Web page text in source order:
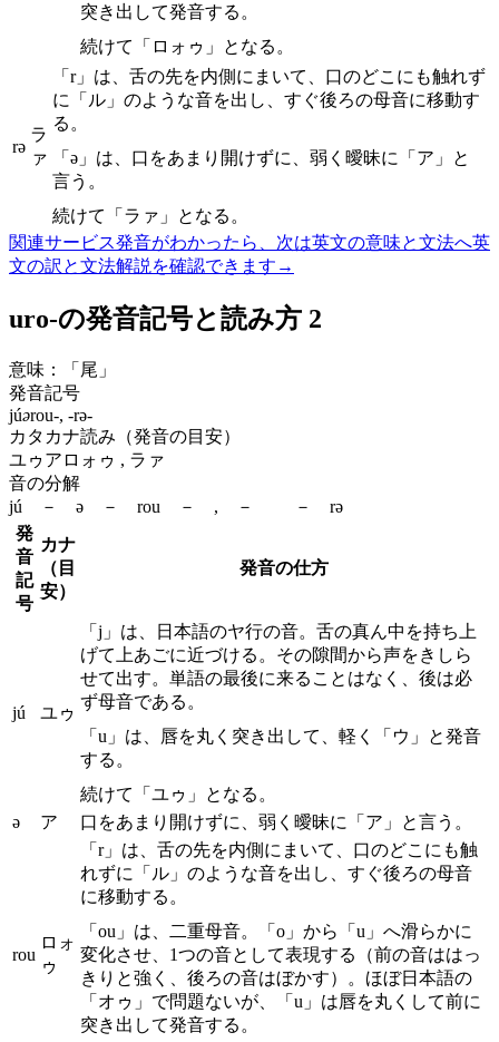
突き出して発音する。
続けて「ロォゥ」となる。
rə
ラ
ァ
「r」は、舌の先を内側にまいて、口のどこにも触れず
に「ル」のような音を出し、すぐ後ろの母音に移動す
る。
「ə」は、口をあまり開けずに、弱く曖昧に「ア」と
言う。
続けて「ラァ」となる。
関連サービス発音がわかったら、次は英文の意味と文法へ英
文の訳と文法解説を確認できます →
uro-の発音記号と読み方 2
意味：
「尾」
発音記号
júərou-, -rə-
カタカナ読み（発音の目安）
ユゥアロォゥ , ラァ
音の分解
jú － ə － rou － , － － rə
発
音
記
号
カナ
（目
安）
発音の仕方
jú ユゥ
「j」は、日本語のヤ行の音。舌の真ん中を持ち上
げて上あごに近づける。その隙間から声をきしら
せて出す。単語の最後に来ることはなく、後は必
ず母音である。
「u」は、唇を丸く突き出して、軽く「ウ」と発音
する。
続けて「ユゥ」となる。
ə
ア 口をあまり開けずに、弱く曖昧に「ア」と言う。
rou
ロォ
ゥ
「r」は、舌の先を内側にまいて、口のどこにも触
れずに「ル」のような音を出し、すぐ後ろの母音
に移動する。
「ou」は、二重母音。「o」から「u」へ滑らかに
変化させ、1つの音として表現する（前の音ははっ
きりと強く、後ろの音はぼかす）。ほぼ日本語の
「オゥ」で問題ないが、「u」は唇を丸くして前に
突き出して発音する。